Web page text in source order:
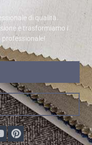
di qualità.
e trasformiamo i